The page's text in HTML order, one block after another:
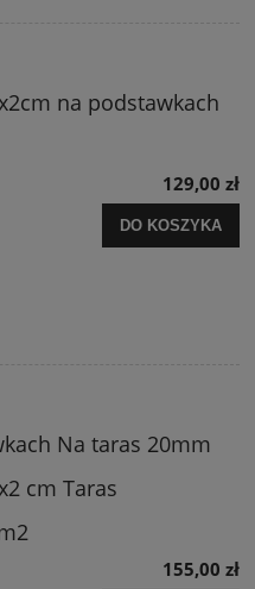
na podstawkach
129,00 zł
DO KOSZYKA
Na taras 20mm
cm Taras
155,00 zł